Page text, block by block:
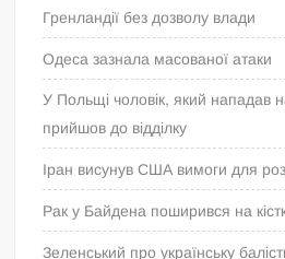
Гренландії без дозволу влади
Одеса зазнала масованої атаки
У Польщі чоловік, який нападав
прийшов до відділку
Іран висунув США вимоги для
Рак у Байдена поширився на
Зеленський про українську